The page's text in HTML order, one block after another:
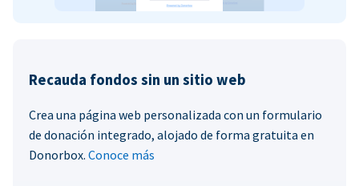
Recauda fondos sin un sitio web
Crea una página web personalizada con un formulario
de donación integrado, alojado de forma gratuita en
Donorbox. Conoce más